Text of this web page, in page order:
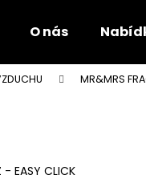
O nás
MR&MRS
- EASY CLICK